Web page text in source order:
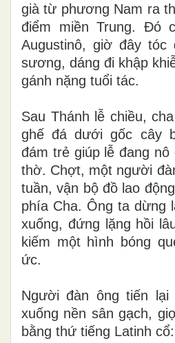
già từ phương Nam ra
điểm miền Trung. Đó
Augustinô, giờ đây
sương, dáng đi khập
gánh nặng tuổi tác.
Sau Thánh lễ chiều,
ghế đá dưới gốc cây
đám trẻ giúp lễ đang nô
thờ. Chợt, một người
tuần, vận bộ đồ lao
phía Cha. Ông ta dừng
xuống, đứng lặng hồi
kiếm một hình bóng
ức.
Người đàn ông tiến lại
xuống nền sân gạch,
bằng thứ tiếng Latinh cổ: